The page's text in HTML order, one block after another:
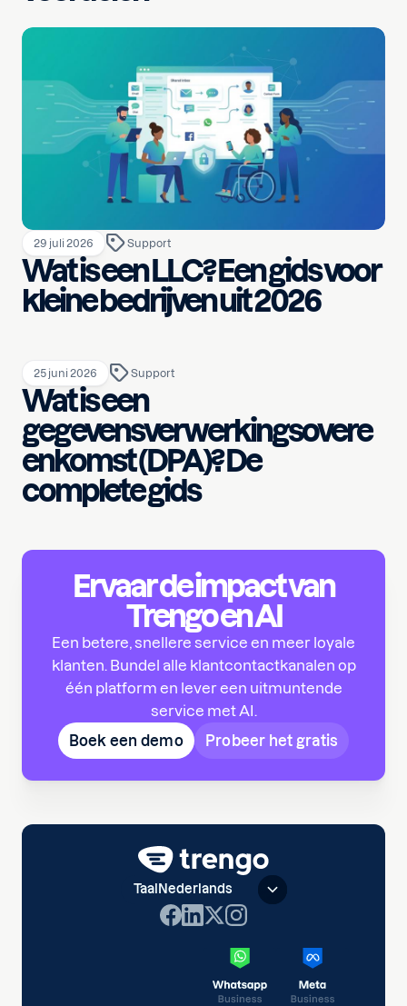
29 juli 2026 Support
Wat is een LLC? Een gids voor
kleine bedrijven uit 2026
25 juni 2026 Support
Wat is een
gegevensverwerkingsovere
enkomst (DPA)? De
complete gids
Ervaar de impact van
Trengo en AI
Een betere, snellere service en meer loyale
klanten. Bundel alle klantcontactkanalen op
één platform en lever een uitmuntende
service met AI.
Boek een demo
Probeer het gratis
Taal Nederlands